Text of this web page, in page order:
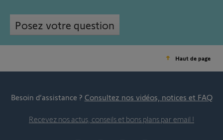
Posez votre question
Haut de page
Besoin d’assistance ? Consultez nos vidéos, notices et FAQ
Recevez nos actus, conseils et bons plans par email !